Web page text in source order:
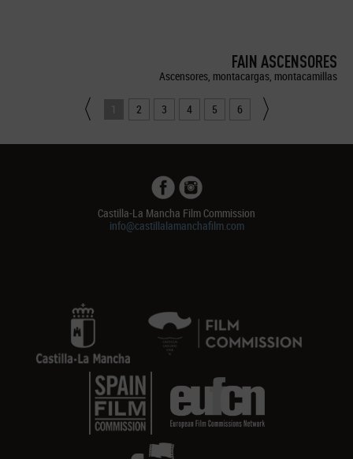
FAIN ASCENSORES
Ascensores, montacargas, montacamillas
1 2 3 4 5 6
Castilla-La Mancha Film Commission
info@castillalamanchafilm.com